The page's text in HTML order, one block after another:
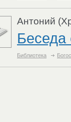
Антоний
Беседа
Библиотека